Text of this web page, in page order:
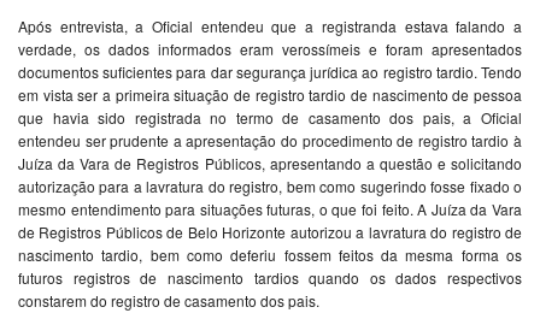
Após entrevista, a Oficial entendeu que a registranda estava falando a
verdade, os dados informados eram verossímeis e foram apresentados
documentos suficientes para dar segurança jurídica ao registro tardio. Tendo
em vista ser a primeira situação de registro tardio de nascimento de pessoa
que havia sido registrada no termo de casamento dos pais, a Oficial
entendeu ser prudente a apresentação do procedimento de registro tardio à
Juíza da Vara de Registros Públicos, apresentando a questão e solicitando
autorização para a lavratura do registro, bem como sugerindo fosse fixado o
mesmo entendimento para situações futuras, o que foi feito. A Juíza da Vara
de Registros Públicos de Belo Horizonte autorizou a lavratura do registro de
nascimento tardio, bem como deferiu fossem feitos da mesma forma os
futuros registros de nascimento tardios quando os dados respectivos
constarem do registro de casamento dos pais.